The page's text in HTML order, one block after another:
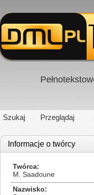
Szukaj Przeglądaj
Informacje o twórcy
Twórca
M. Saadoune
Nazwisko